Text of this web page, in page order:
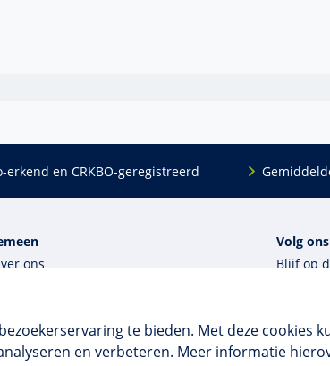
te bieden. Met deze cookies
en verbeteren. Meer informatie
erkend en CRKBO-geregistreerd
ons
voorwaarden
& privacy
Volg ons
Blijf op